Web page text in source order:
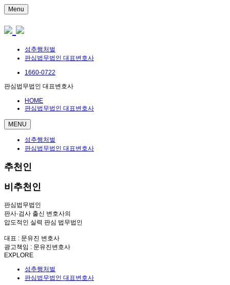
Menu
성추행처벌
판심법무법인 대표변호사
1660-0722
판심법무법인 대표변호사
HOME
판심법무법인 대표변호사
MENU
성추행처벌
판심법무법인 대표변호사
추천인
비추천인
판심법무법인
판사·검사 출신 변호사의
압도적인 실력 판심 법무법인
대표 : 문유진 변호사
광고책임 : 문유진변호사
EXPLORE
성추행처벌
판심법무법인 대표변호사